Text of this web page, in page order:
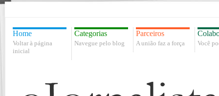
Home
Voltar à página
inicial
Categorias
Navegue pelo blog
Parceiros
A união faz a força Você